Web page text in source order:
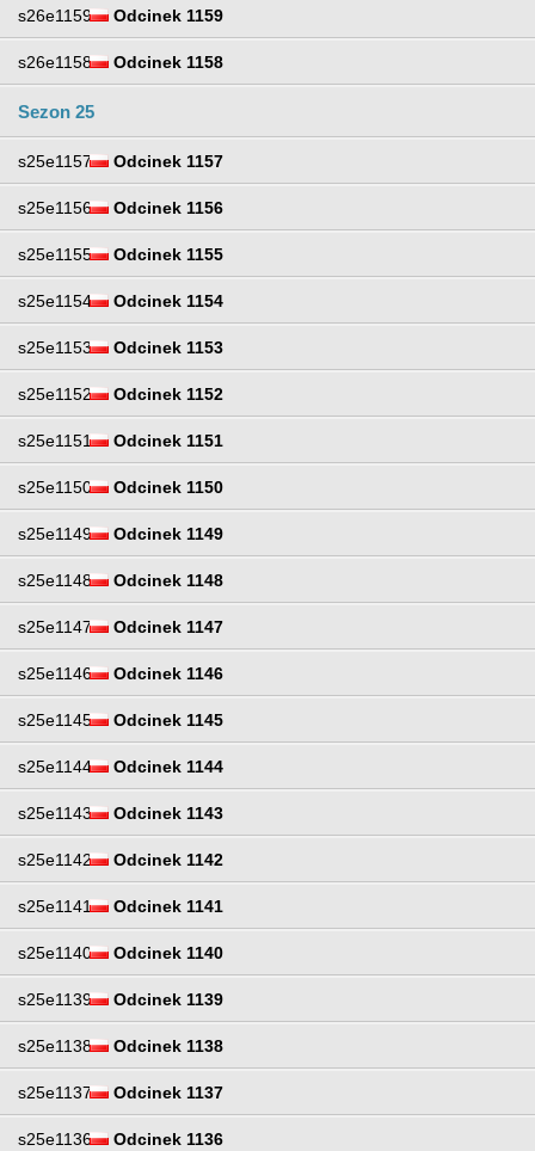
s26e1159 Odcinek 1159
s26e1158 Odcinek 1158
Sezon 25
s25e1157 Odcinek 1157
s25e1156 Odcinek 1156
s25e1155 Odcinek 1155
s25e1154 Odcinek 1154
s25e1153 Odcinek 1153
s25e1152 Odcinek 1152
s25e1151 Odcinek 1151
s25e1150 Odcinek 1150
s25e1149 Odcinek 1149
s25e1148 Odcinek 1148
s25e1147 Odcinek 1147
s25e1146 Odcinek 1146
s25e1145 Odcinek 1145
s25e1144 Odcinek 1144
s25e1143 Odcinek 1143
s25e1142 Odcinek 1142
s25e1141 Odcinek 1141
s25e1140 Odcinek 1140
s25e1139 Odcinek 1139
s25e1138 Odcinek 1138
s25e1137 Odcinek 1137
s25e1136 Odcinek 1136